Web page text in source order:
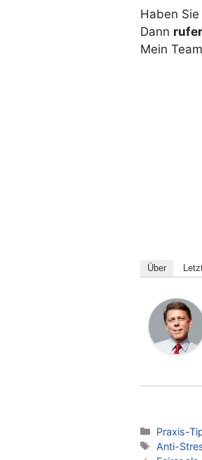
Haben
Dann
Mein
Über
Praxis-
Anti-